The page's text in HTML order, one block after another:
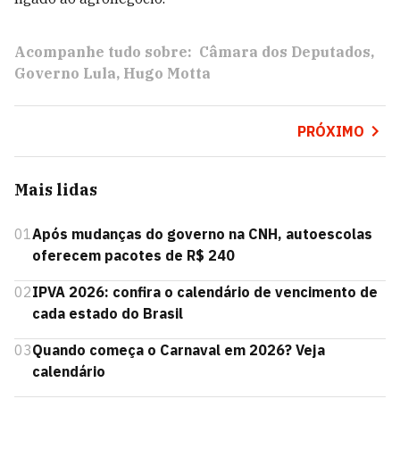
Acompanhe tudo sobre: Câmara dos Deputados
Governo Lula Hugo Motta
PRÓXIMO
Mais lidas
01 Após mudanças do governo na CNH, autoescolas
oferecem pacotes de R$ 240
02IPVA 2026: confira o calendário de vencimento de
cada estado do Brasil
03Quando começa o Carnaval em 2026? Veja
calendário